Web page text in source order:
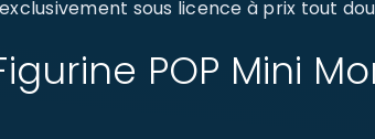
sous licence à prix tout
POP Mini